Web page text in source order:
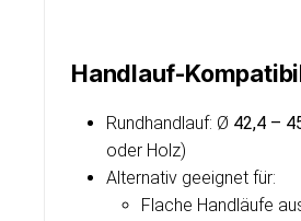
Handlauf-
Rundhandlauf: Ø 42,4 –
oder Holz)
Alternativ geeignet für:
Flache Handläufe